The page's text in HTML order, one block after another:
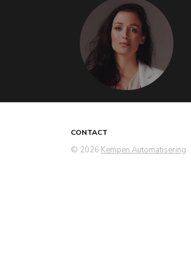
CONTACT
© 2026 Kempen Automatisering